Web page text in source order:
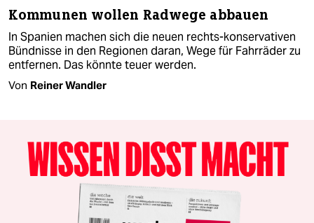
Kommunen wollen Radwege abbauen
In Spanien machen sich die neuen rechts-konservativen
Bündnisse in den Regionen daran, Wege für Fahrräder zu
entfernen. Das könnte teuer werden.
Von Reiner Wandler